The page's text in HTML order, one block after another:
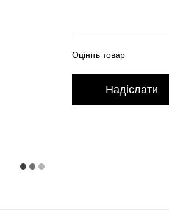
Оцініть товар
Надіслати